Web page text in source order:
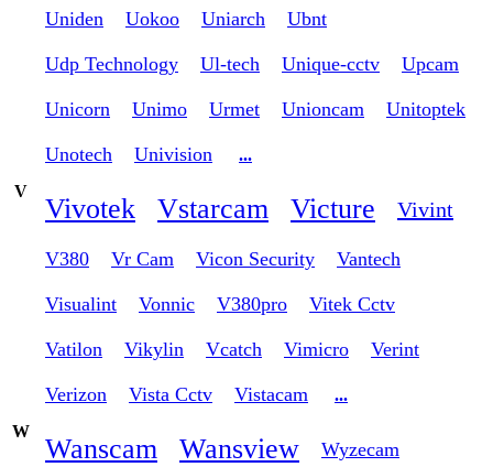
Uniden Uokoo Uniarch Ubnt
Udp Technology Ul-tech Unique-cctv Upcam
Unicorn Unimo Urmet Unioncam Unitoptek
Unotech Univision
...
V
Vivotek Vstarcam Victure Vivint
V380 Vr Cam Vicon Security Vantech
Visualint Vonnic V380pro Vitek Cctv
Vatilon Vikylin Vcatch Vimicro Verint
Verizon Vista Cctv Vistacam
...
W
Wanscam Wansview Wyzecam